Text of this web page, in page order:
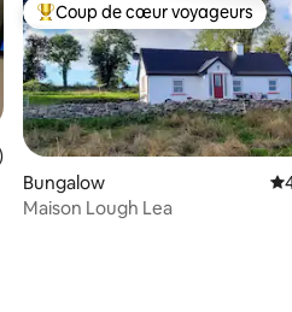
moyenne sur la base de 33
Coups de cœur voyageurs les
Coup de cœur voyageurs
Bungalow
Maison Lough Lea